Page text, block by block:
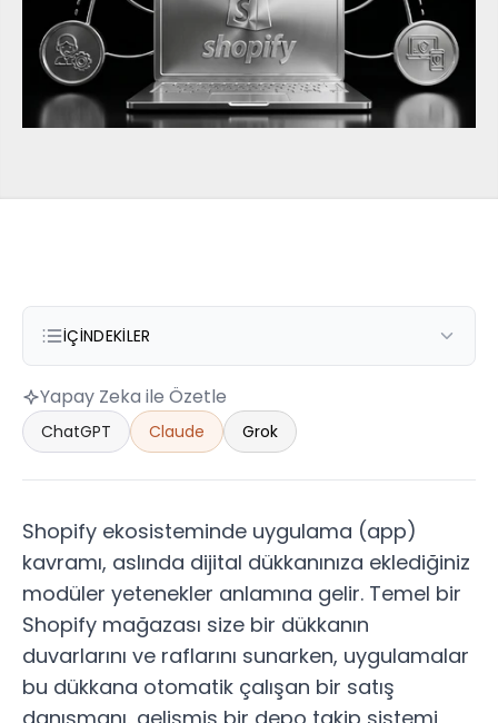
İÇINDEKILER
Yapay Zeka ile Özetle
ChatGPT Claude Grok
Shopify ekosisteminde uygulama (app)
kavramı, aslında dijital dükkanınıza eklediğiniz
modüler yetenekler anlamına gelir. Temel bir
Shopify mağazası size bir dükkanın
duvarlarını ve raflarını sunarken, uygulamalar
bu dükkana otomatik çalışan bir satış